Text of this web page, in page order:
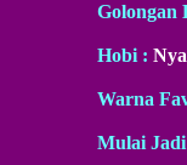
Golongan
Hobi :
Warna
Mulai